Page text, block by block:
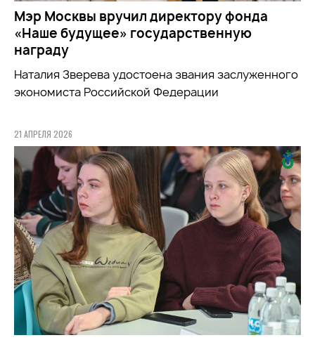
Мэр Москвы вручил директору фонда
«Наше будущее» государственную
награду
Наталия Зверева удостоена звания заслуженного
экономиста Российской Федерации
21 АПРЕЛЯ 2026